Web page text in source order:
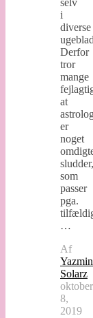
selv
i
diverse
Derfor
tror
mange
at
er
noget
sludder,
som
passer
pga.
…
Af
Yazmin
Solarz
oktober
8,
2019